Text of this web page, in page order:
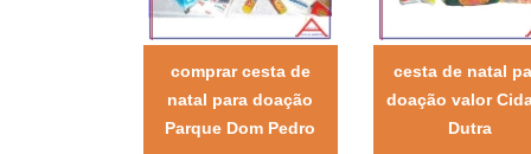
comprar cesta de
natal para doação
Parque Dom Pedro
cesta de natal
doação valor
Dutra